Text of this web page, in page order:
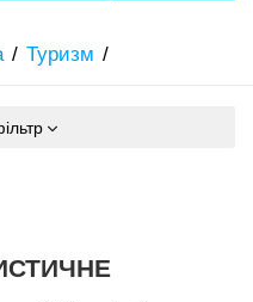
Туризм